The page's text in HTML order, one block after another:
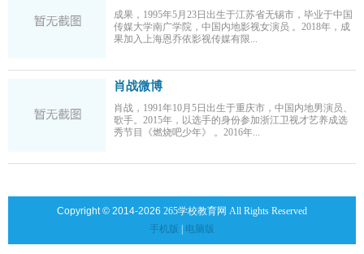
成果，1995年5月23日出生于江苏省无锡市，毕业于中国
传媒大学南广学院，中国内地影视女演员 。2018年，成
果加入上海恩乔依影视传媒有限...
肖战微博
肖战，1991年10月5日出生于重庆市，中国内地男演员、
歌手。2015年，以选手的身份参加浙江卫视才艺养成选
秀节目《燃烧吧少年》 。2016年...
Copyright © 2014-2026 265学校教育网 All Rights Reserved
手机版
电脑版